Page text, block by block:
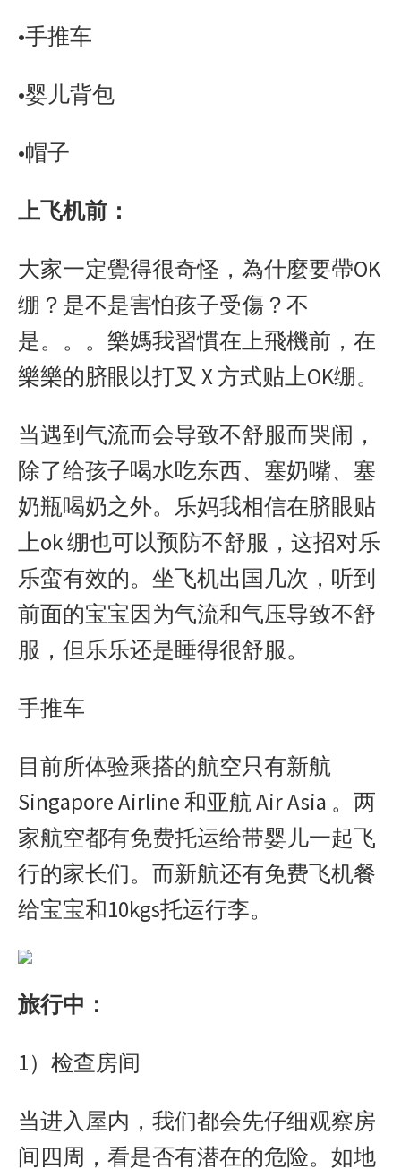
•手推车
•婴儿背包
•帽子
上飞机前：
大家一定覺得很奇怪，為什麼要帶OK
绷？是不是害怕孩子受傷？不
是。。。樂媽我習慣在上飛機前，在
樂樂的脐眼以打叉 X 方式贴上OK绷。
当遇到气流而会导致不舒服而哭闹，
除了给孩子喝水吃东西、塞奶嘴、塞
奶瓶喝奶之外。乐妈我相信在脐眼贴
上ok 绷也可以预防不舒服，这招对乐
乐蛮有效的。坐飞机出国几次，听到
前面的宝宝因为气流和气压导致不舒
服，但乐乐还是睡得很舒服。
手推车
目前所体验乘搭的航空只有新航
Singapore Airline 和亚航 Air Asia 。两
家航空都有免费托运给带婴儿一起飞
行的家长们。而新航还有免费飞机餐
给宝宝和10kgs托运行李。
旅行中：
1）检查房间
当进入屋内，我们都会先仔细观察房
间四周，看是否有潜在的危险。如地